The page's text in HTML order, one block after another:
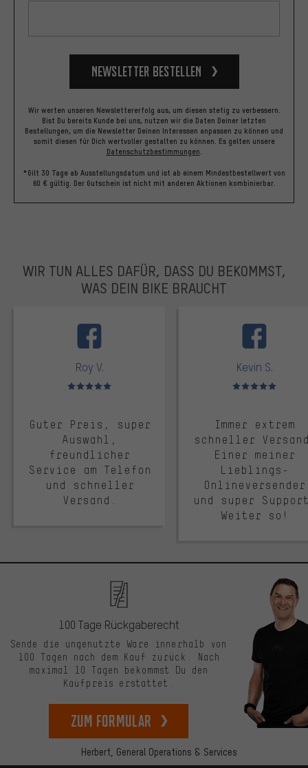
Newsletter bestellen
Wir werten unseren Newslettererfolg aus, um diesen stetig zu verbessern.
Bist Du bereits Kunde bei uns, nutzen wir die Daten Deiner letzten
Bestellungen, um die Newsletter Deinen Interessen anpassen zu können und
somit diesen für Dich wertvoller gestalten zu können. Es gelten unsere
Datenschutzbestimmungen.
*Gilt 30 Tage ab Ausstellungsdatum und ist ab einem Mindestbestellwert von
60 € gültig. Der Gutschein ist nicht mit anderen Aktionen kombinierbar.
WIR TUN ALLES DAFÜR, DASS DU BEKOMMST,
WAS DEIN BIKE BRAUCHT
Roy V.
Bewertungen: 5 von 5
Guter Preis, super
Auswahl,
freundlicher
Service am Telefon
und schneller
Versand.
Kevin S.
Bewertungen: 5 von 5
Immer extrem
schneller
Einer meiner
Lieblings-
Onlineversender
und super
Weiter so!
Herbert, General Operations & Services
100 Tage Rückgaberecht
Sende die ungenutzte Ware innerhalb von
100 Tagen nach dem Kauf zurück. Nach
maximal 10 Tagen bekommst Du den
Kaufpreis erstattet.
zum Formular